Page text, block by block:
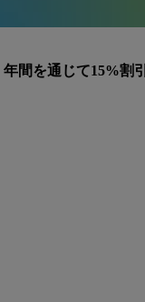
年間を通じて15%割